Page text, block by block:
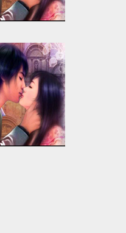
public_html/include/article/
: Use of undefined
article_topic -
'article_topic' (this
an Error in a future
of PHP) in
domains/
on line534
in
to erotic escort
services.
public_html/include/article/